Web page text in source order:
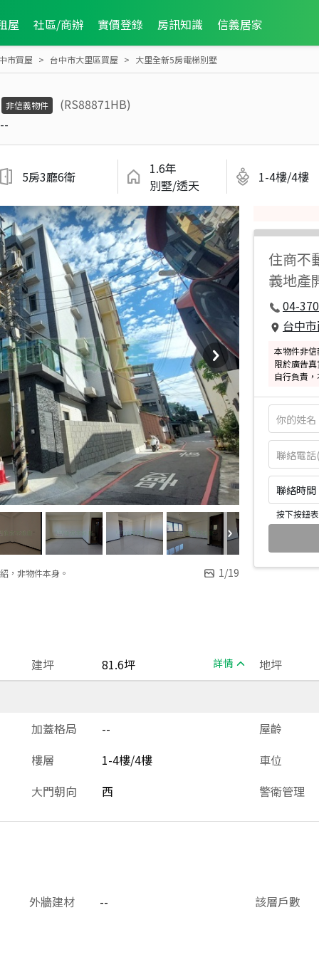
屋 社區/商辦 實價登錄 房訊知識 信義居家
市買屋 台中市大里區買屋 大里全新5房電梯別墅
非信義物件
(RS88871HB)
--
5房3廳6衛
1.6年
別墅/透天
1-4樓/4樓
，非物件本身。 1/19
住商不
義地產
04-
台中
本物件非
限於廣告
自行負責
聯絡時
按下按鈕
建坪 81.6坪 詳情 地坪
加蓋格局 --
屋齡
樓層
1-4樓/4樓
車位
大門朝向
西 警衛管理
外牆建材 -- 該層戶數